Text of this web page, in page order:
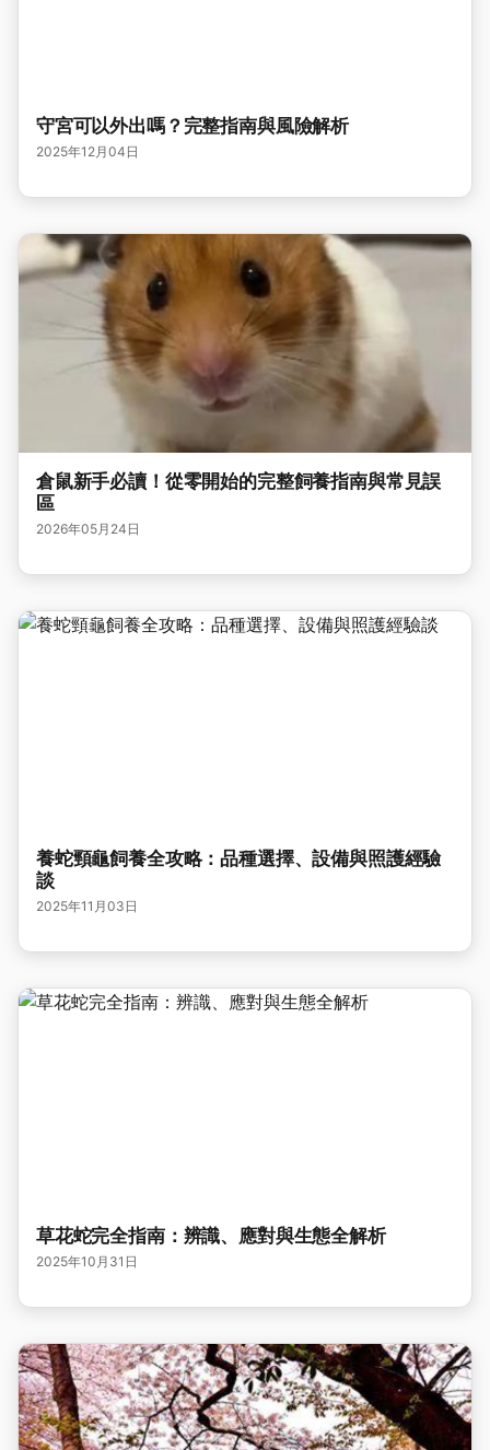
守宮可以外出嗎？完整指南與風險解析
2025年12月04日
倉鼠新手必讀！從零開始的完整飼養指南與常見誤
區
2026年05月24日
養蛇頸龜飼養全攻略：品種選擇、設備與照護經驗
談
2025年11月03日
草花蛇完全指南：辨識、應對與生態全解析
2025年10月31日